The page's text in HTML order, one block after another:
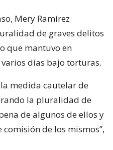
Mery Ramírez
de graves delitos
que mantuvo en
días bajo torturas.
medida cautelar de
la pluralidad de
de algunos de ellos y
de los mismos”,